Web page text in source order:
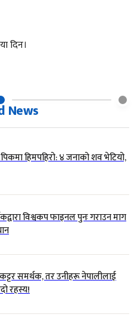
दिन।
News
पिकमा हिमपहिरो: ४ जनाको शव भेटियो,
विश्वकप फाइनल पुनः गराउन माग
कट्टर समर्थक, तर उनीहरू नेपालीलाई
रहस्य!